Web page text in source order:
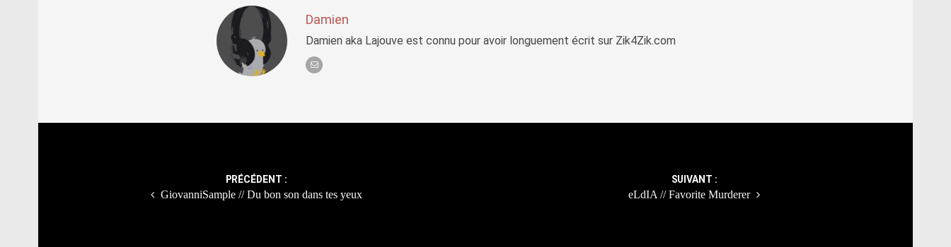
Damien
Damien aka Lajouve est connu pour avoir longuement écrit sur Zik4Zik.com
PRÉCÉDENT :
GiovanniSample // Du bon son dans tes yeux
SUIVANT :
eLdIA // Favorite Murderer